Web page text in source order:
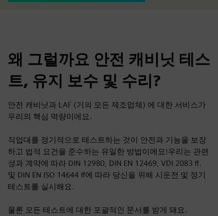
왜 그럴까요 안전 캐비닛 테스
트, 유지 보수 및 수리?
안전 캐비닛과 LAF (거의 모든 제조업체) 에 대한 서비스가
우리의 핵심 역량이에요.
작업대를 정기적으로 테스트하는 것이 안전과 기능을 보장
하고 법적 요건을 준수하는 유일한 방법이에요!우리는 관련
성과 계약에 따라 DIN 12980, DIN EN 12469, VDI 2083 ff.
및 DIN EN ISO 14644 ff에 따라 당신을 위해 시운전 및 정기
테스트를 실시해요.
물론 모든 테스트에 대한 포괄적인 문서를 받게 돼요.